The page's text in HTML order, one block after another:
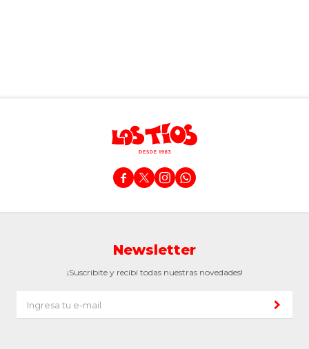
   
Newsletter
¡Suscribite y recibí todas nuestras novedades!